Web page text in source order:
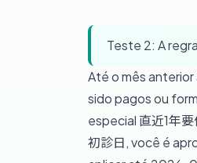
Teste 2: A
Até o mês
sido pagos ou
especial 直近1年
初診日, você é